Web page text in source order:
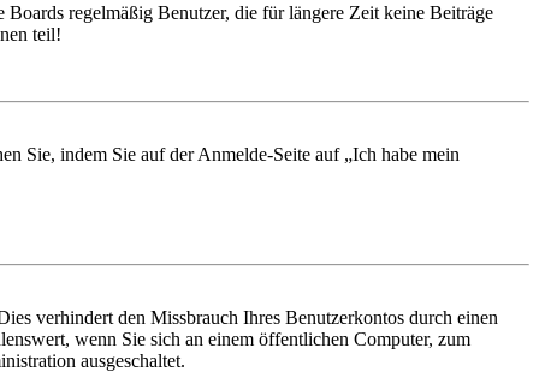
regelmäßig Benutzer, die für längere Zeit keine Beiträge
teil!
Sie, indem Sie auf der Anmelde-Seite auf „Ich habe mein
verhindert den Missbrauch Ihres Benutzerkontos durch einen
wenn Sie sich an einem öffentlichen Computer, zum
ausgeschaltet.